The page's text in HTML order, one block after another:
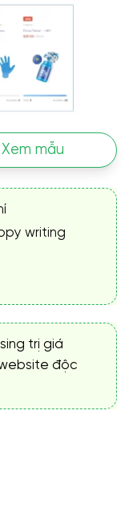
Xem mẫu
writing
trị giá
độc